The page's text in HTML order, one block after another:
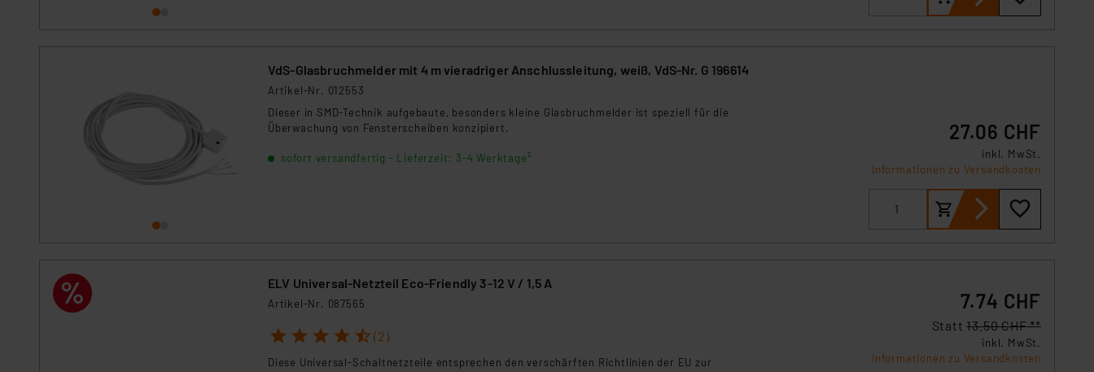
VdS-Glasbruchmelder mit 4 m vieradriger Anschlussleitung, weiß, VdS-Nr. G 196614
Artikel-Nr. 012553
Dieser in SMD-Technik aufgebaute, besonders kleine Glasbruchmelder ist speziell für die
Überwachung von Fensterscheiben konzipiert.
sofort versandfertig - Lieferzeit: 3-4 Werktage²
27.06 CHF
inkl. MwSt.
Informationen zu Versandkosten
ELV Universal-Netzteil Eco-Friendly 3-12 V / 1,5 A
Artikel-Nr. 087565
1 2 3 4 5 (2)
Diese Universal-Schaltnetzteile entsprechen den verschärften Richtlinien der EU zur
7.74 CHF
Statt13.50 CHF **
inkl. MwSt.
Informationen zu Versandkosten